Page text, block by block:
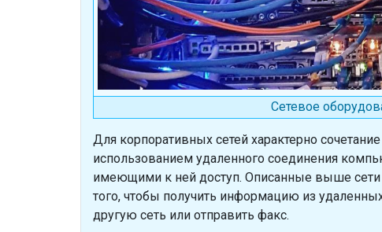
Сетевое
Для корпоративных сетей характерно
использованием удаленного соединения
имеющими к ней доступ. Описанные выше
того, чтобы получить информацию из
другую сеть или отправить факс.